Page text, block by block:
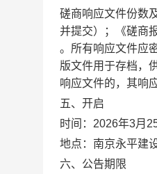
磋商响应文件份数
并提交）；《磋商
。所有响应文件应
版文件用于存档，
响应文件的，其响
五、开启
时间： 2026年3月
地点： 南京永平建
六、公告期限